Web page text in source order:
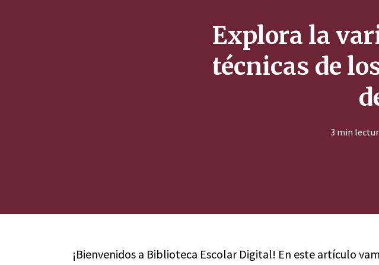
Explora la
técnicas de
3 min
¡Bienvenidos a Biblioteca Escolar Digital! En este artículo